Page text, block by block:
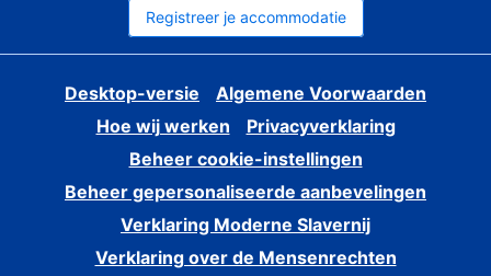
Registreer je accommodatie
Desktop-versie
Algemene Voorwaarden
Hoe wij werken
Privacyverklaring
Beheer cookie-instellingen
Beheer gepersonaliseerde aanbevelingen
Verklaring Moderne Slavernij
Verklaring over de Mensenrechten